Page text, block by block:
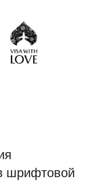
шрифтовой